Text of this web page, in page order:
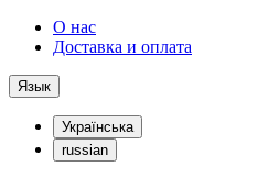
О нас
Доставка и оплата
Язык
Українська
russian